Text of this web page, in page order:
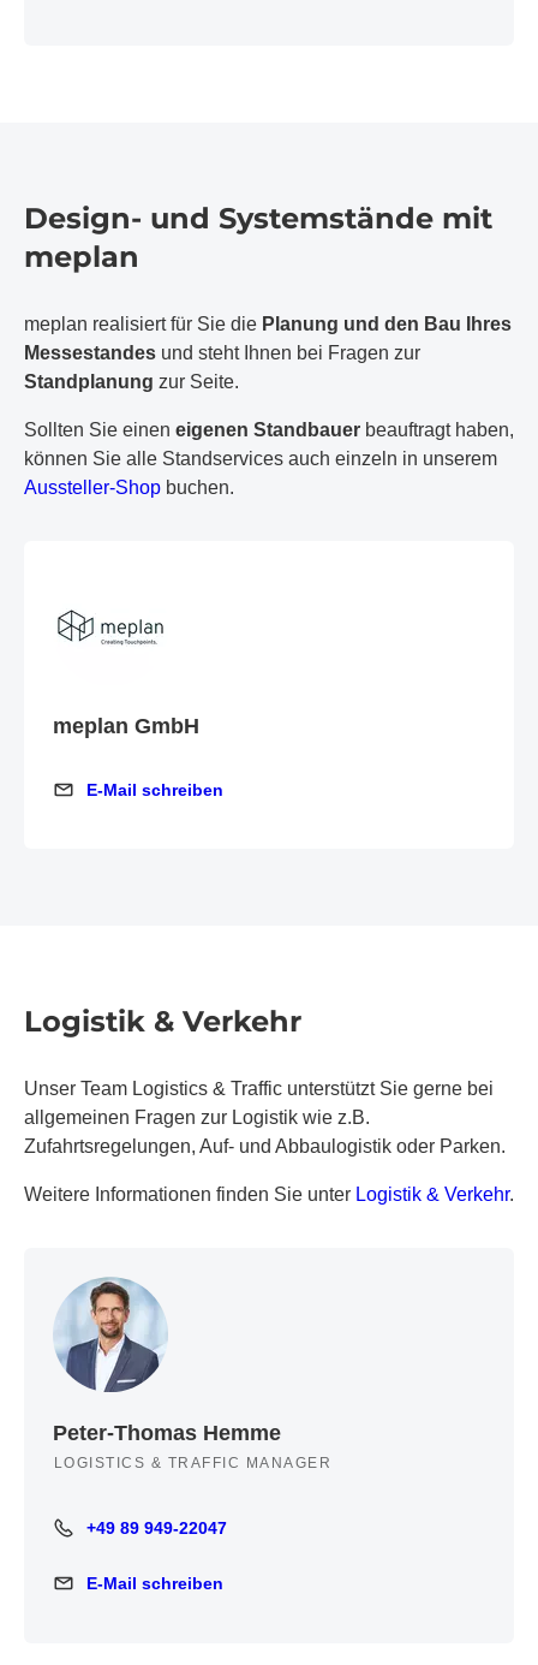
Design- und Systemstände mit
meplan
meplan realisiert für Sie die Planung und den Bau Ihres
Messestandes und steht Ihnen bei Fragen zur
Standplanung zur Seite.
Sollten Sie einen eigenen Standbauer beauftragt haben,
können Sie alle Standservices auch einzeln in unserem
Aussteller-Shop buchen.
meplan GmbH
E-Mail schreiben
E-Mail schreiben
Logistik & Verkehr
Unser Team Logistics & Traffic unterstützt Sie gerne bei
allgemeinen Fragen zur Logistik wie z.B.
Zufahrtsregelungen, Auf- und Abbaulogistik oder Parken.
Weitere Informationen finden Sie unter Logistik & Verkehr.
Peter-Thomas Hemme
LOGISTICS & TRAFFIC MANAGER
+49 89 949-22047
+49 89 949-22047
E-Mail schreiben
E-Mail schreiben